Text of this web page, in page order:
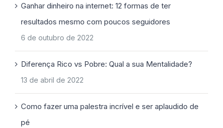
Ganhar dinheiro na internet: 12 formas de ter
resultados mesmo com poucos seguidores
6 de outubro de 2022
Diferença Rico vs Pobre: Qual a sua Mentalidade?
13 de abril de 2022
Como fazer uma palestra incrível e ser aplaudido de
pé